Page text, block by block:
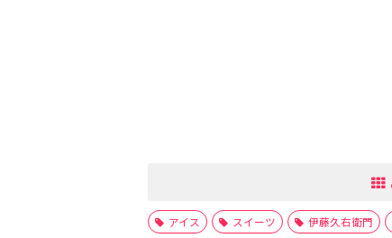
アイス スイーツ 伊藤久右衛門